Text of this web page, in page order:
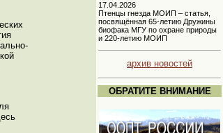
17.04.2026
Птенцы гнезда МОИП – статья,
посвящённая 65-летию Дружины
биофака МГУ по охране природы
и 220-летию МОИП
архив новостей
ОБРАТИТЕ ВНИМАНИЕ